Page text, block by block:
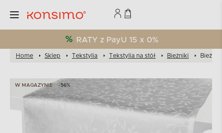
RATY z PayU 15 x 0%
Home Sklep Tekstylia Tekstylia na stół Bieżniki Bieżnik
W MAGAZYNIE -56%